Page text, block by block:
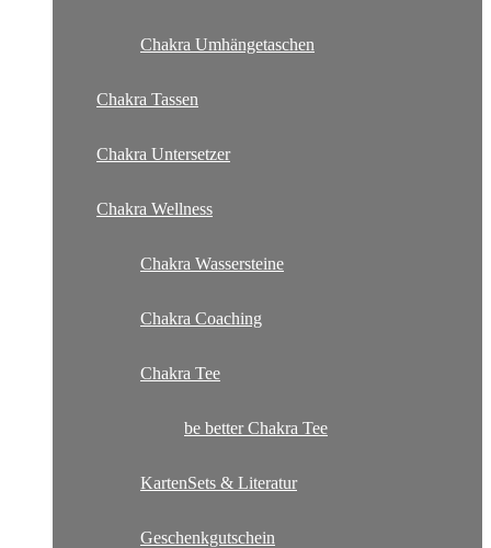
Chakra Umhängetaschen
Chakra Tassen
Chakra Untersetzer
Chakra Wellness
Chakra Wassersteine
Chakra Coaching
Chakra Tee
be better Chakra Tee
KartenSets & Literatur
Geschenkgutschein